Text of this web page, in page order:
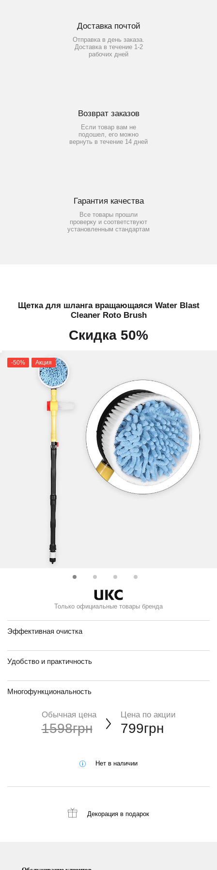
Доставка почтой
Отправка в день заказа.
Доставка в течение 1-2
рабочих дней
Возврат заказов
Если товар вам не
подошел, его можно
вернуть в течение 14 дней
Гарантия качества
Все товары прошли
проверку и соответствуют
установленным стандартам
Щетка для шланга вращающаяся Water Blast
Cleaner Roto Brush
Скидка 50%
-50% Акция
Только официальные товары бренда
Эффективная очистка
Удобство и практичность
Многофункциональность
Обычная цена
1598грн
Цена по акции
799грн
Нет в наличии
Декорация в подарок